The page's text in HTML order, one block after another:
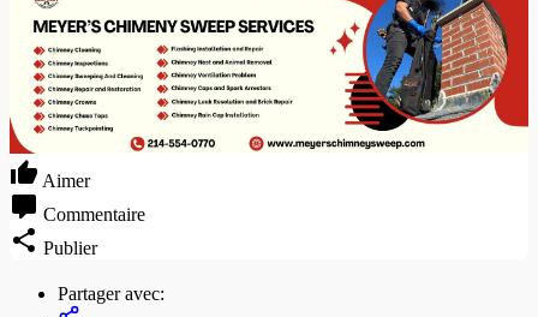
Recherche Avancée
Mon compte
Connexion
Créer un compte
Aimer
Commentaire
Publier
Partager avec: